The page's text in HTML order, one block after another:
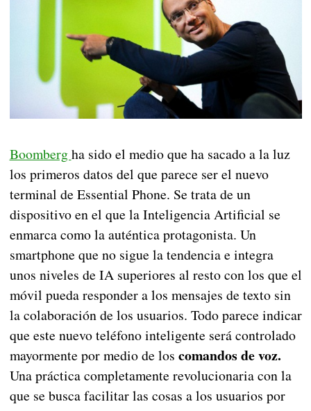
Boombergha sido el medio que ha sacado a la luz
los primeros datos del que parece ser el nuevo
terminal de Essential Phone. Se trata de un
dispositivo en el que la Inteligencia Artificial se
enmarca como la auténtica protagonista. Un
smartphone que no sigue la tendencia e integra
unos niveles de IA superiores al resto con los que el
móvil pueda responder a los mensajes de texto sin
la colaboración de los usuarios. Todo parece indicar
que este nuevo teléfono inteligente será controlado
mayormente por medio de los comandos de voz.
Una práctica completamente revolucionaria con la
que se busca facilitar las cosas a los usuarios por